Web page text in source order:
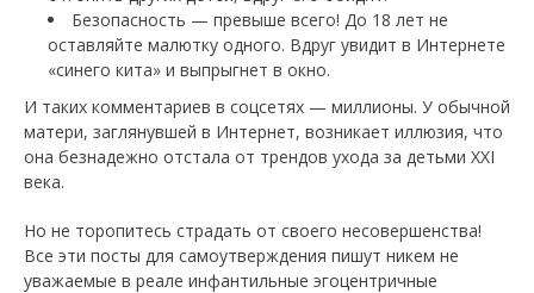
Безопасность — превыше всего! До 18 лет не
оставляйте малютку одного. Вдруг увидит в Интернете
«синего кита» и выпрыгнет в окно.
И таких комментариев в соцсетях — миллионы. У обычной
матери, заглянувшей в Интернет, возникает иллюзия, что
она безнадежно отстала от трендов ухода за детьми XXI
века.
Но не торопитесь страдать от своего несовершенства!
Все эти посты для самоутверждения пишут никем не
уважаемые в реале инфантильные эгоцентричные